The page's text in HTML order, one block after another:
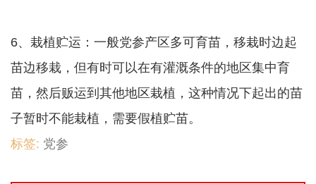
6、栽植贮运：一般党参产区多可育苗，移栽时边起
苗边移栽，但有时可以在有灌溉条件的地区集中育
苗，然后贩运到其他地区栽植，这种情况下起出的苗
子暂时不能栽植，需要假植贮苗。
标签: 党参